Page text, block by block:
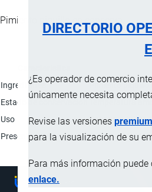
DIRECTORIO
¿Es operador de comercio
únicamente necesita
Revise las versiones premium
para la visualización de su
Para más información
enlace.
Pimiento piquillo en conserva.
Ingredientes
Pimiento
Estado de conservación
Temperatura
Uso
Consumo
Presentación
Frascos de